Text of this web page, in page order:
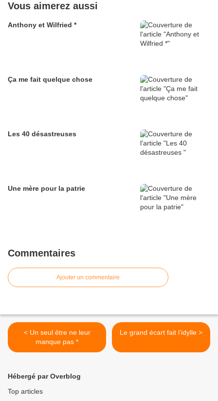
Vous aimerez aussi
Anthony et Wilfried *
Ça me fait quelque chose
Les 40 désastreuses
Une mère pour la patrie
Commentaires
Ajouter un commentaire
< Un seul être ne leur
manque pas *
Le grand écart fait l’idylle >
Hébergé par Overblog
Top articles